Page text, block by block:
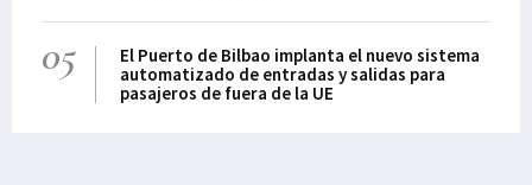
05
El Puerto de Bilbao implanta el nuevo sistema
automatizado de entradas y salidas para
pasajeros de fuera de la UE